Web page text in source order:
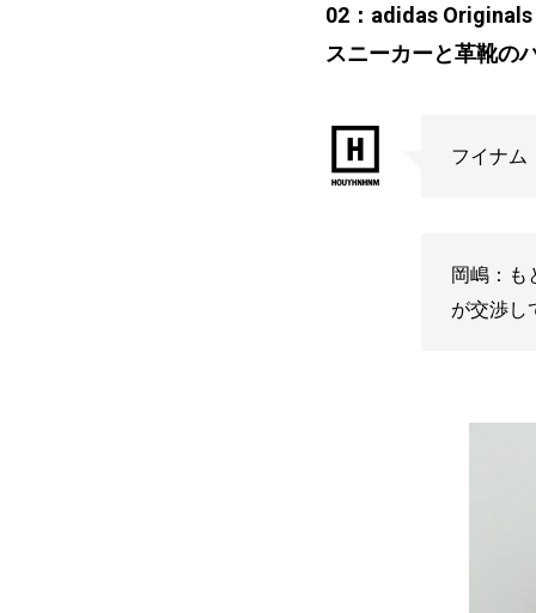
02：adidas
スニーカーと革靴の
フイナム
岡嶋：も
が交渉し